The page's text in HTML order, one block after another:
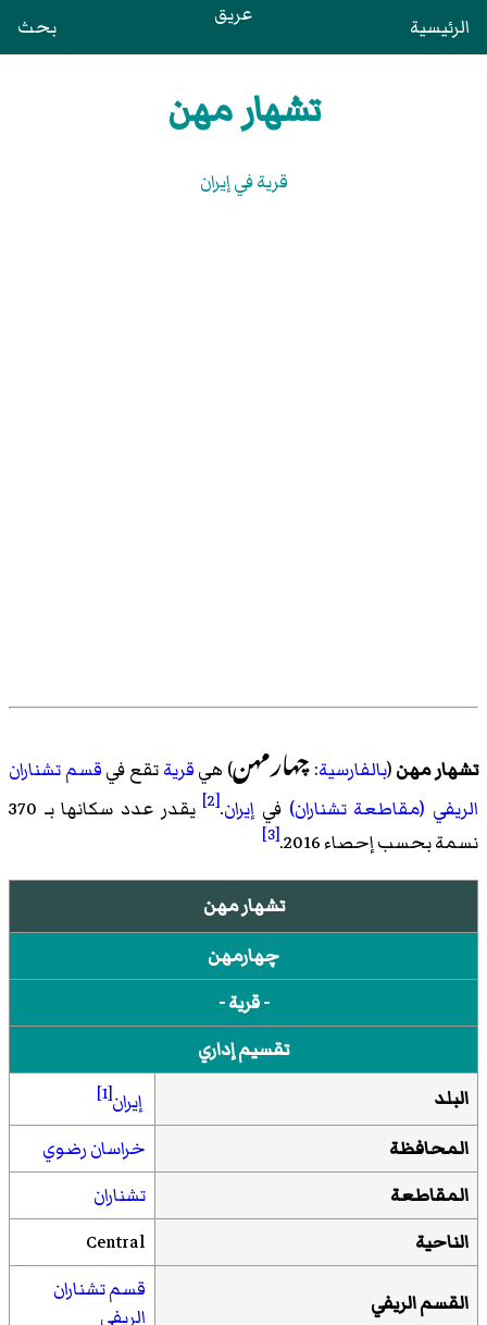
الرئيسية عريق بحث
تشهار مهن
قرية في إيران
تشهار مهن(بالفارسية:چهارمهن) هيقريةتقع فيقسم تشناران
الريفي (مقاطعة تشناران) في إيران.
[2]
يقدر عدد سكانها بـ 370
نسمة بحسبإحصاء 2016 .
[3]
تشهار مهن
چهارمهن
- قرية -
تقسيم إداري
البلد
إيران[1]
المحافظة
خراسان رضوي
المقاطعة
تشناران
الناحية
Central
القسم الريفي
قسم تشناران
الريفي